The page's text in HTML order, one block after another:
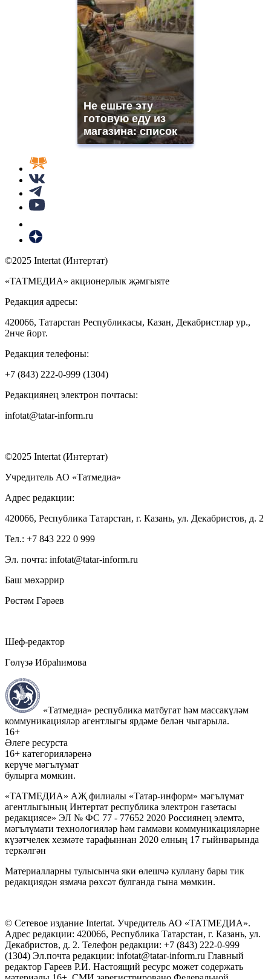
Не ешьте эту
готовую еду из
магазина: список
©2025 Intertat (Интертат)
«ТАТМЕДИА» акционерлык җәмгыяте
Редакция адресы:
420066, Татарстан Республикасы, Казан, Декабристлар ур.,
2нче йорт.
Редакция телефоны:
+7 (843) 222-0-999 (1304)
Редакциянең электрон почтасы:
infotat@tatar-inform.ru
©2025 Intertat (Интертат)
Учредитель АО «Татмедиа»
Адрес редакции:
420066, Республика Татарстан, г. Казань, ул. Декабристов, д. 2
Тел.: +7 843 222 0 999
Эл. почта: infotat@tatar-inform.ru
Баш мөхәррир
Рөстәм Гәрәев
Шеф-редактор
Гөлүзә Ибраһимова
«Татмедиа» республика матбугат һәм массакүләм
коммуникацияләр агентлыгы ярдәме белән чыгарыла.
16+
Әлеге ресурста
16+ категорияләренә
керүче мәгълүмат
булырга мөмкин.
«ТАТМЕДИА» АҖ филиалы «Татар-информ» мәгълүмат
агентлыгының Интертат республика электрон газетасы
редакциясе» ЭЛ № ФС 77 - 77652 2020 Россиянең элемтә,
мәгълүмати технологияләр һәм гаммәви коммуникацияләрне
күзәтчелек хезмәте тарафыннан 2020 елның 17 гыйнварында
теркәлгән
Материалларны тулысынча яки өлешчә куллану бары тик
редакциядән язмача рөхсәт булганда гына мөмкин.
© Сетевое издание Intertat. Учредитель АО «ТАТМЕДИА».
Адрес редакции: 420066, Республика Татарстан, г. Казань, ул.
Декабристов, д. 2. Телефон редакции: +7 (843) 222-0-999
(1304) Эл.почта редакции: infotat@tatar-inform.ru Главный
редактор Гареев Р.И. Настоящий ресурс может содержать